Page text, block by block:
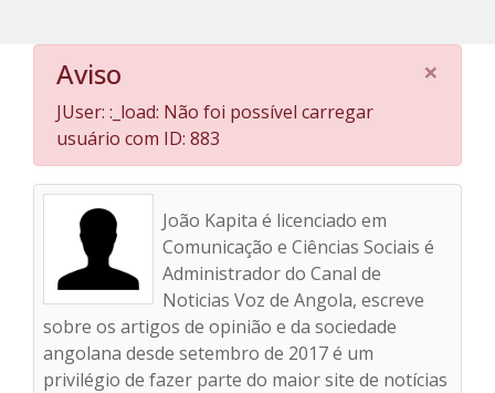
×
Aviso
JUser: :_load: Não foi possível carregar
usuário com ID: 883
João Kapita é licenciado em
Comunicação e Ciências Sociais é
Administrador do Canal de
Noticias Voz de Angola, escreve
sobre os artigos de opinião e da sociedade
angolana desde setembro de 2017 é um
privilégio de fazer parte do maior site de notícias